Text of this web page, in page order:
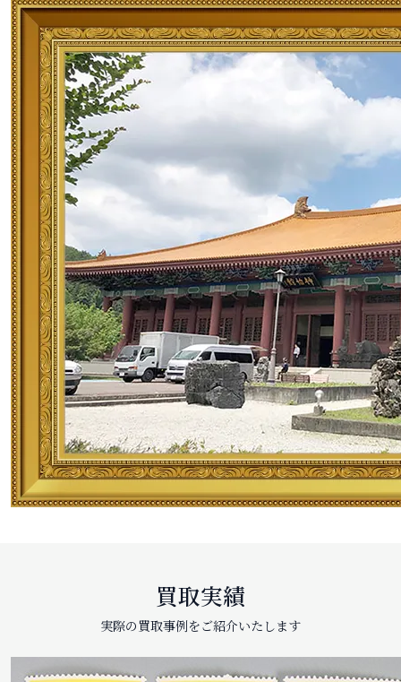
買取実績
実際の買取事例をご紹介いたします